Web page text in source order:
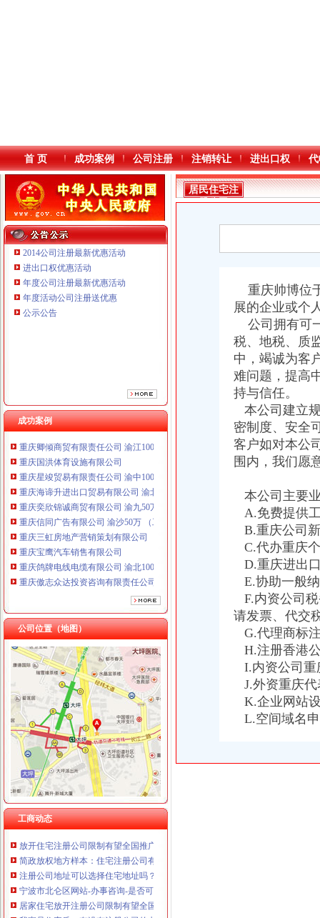
本站导航
首 页 成功案例 公司注册 注销转让 进出口权
2014公司注册最新优惠活动
进出口权优惠活动
年度公司注册最新优惠活动
年度活动公司注册送优惠
公示公告
成功案例
重庆鸽牌电线电缆有限公司 渝北10010万 (进出口权)
重庆傲志众达投资咨询有限责任公司 渝九1000万 （增资）
重庆臣夫商贸有限公司 （执照专让）
重庆国洪体育设施有限公司
重庆星竣贸易有限责任公司 渝中100万 （进出口权）
重庆海谛升进出口贸易有限公司 渝北100万 （进出口权）
重庆奕欣锦诚商贸有限公司 渝九50万 （工商注册）
重庆信同广告有限公司 渝沙50万 （工商注册）
重庆三虹房地产营销策划有限公司
重庆宝鹰汽车销售有限公司
重庆鸽牌电线电缆有限公司 渝北10010万 (进出口权)
重庆傲志众达投资咨询有限责任公司 渝九1000万 （增资）
重庆臣夫商贸有限公司 （执照专让）
重庆卿倾商贸有限责任公司 渝江100万 （工商注册）
重庆国洪体育设施有限公司
重庆星竣贸易有限责任公司 渝中100万 （进出口权）
重庆海谛升进出口贸易有限公司 渝北100万 （进出口权）
重庆奕欣锦诚商贸有限公司 渝九50万 （工商注册）
重庆信同广告有限公司 渝沙50万 （工商注册）
重庆三虹房地产营销策划有限公司
重庆宝鹰汽车销售有限公司
公司位置（地图）
工商动态
居民住宅注册公司
民用住宅租赁给公司注册办公对房主有什么不利影响吗？
居民区非居住房可进行创业企业注册门槛一降再降_网易新闻
地址是住宅质且有民宅商用证明的不予注册公司---爱喇
民用住宅租赁给公司注册办公对房主有什么不利影响吗？
放开住宅注册公司限制有望全国推广_网易广州房产频道
北京叫停居民住宅内开公司-远洋新干线-北京搜狐焦点业主论坛
小区住宅注册公司是合的！为什么东营市工商局单要求小区住宅不
推荐居民住宅楼内的房屋改变为经营用房注册企业应提交哪些文件？
居民区非居住房可进行创业企业注册门槛一降再降_网易新闻
北京叫停居民住宅内开公司-汇科旺园论坛-搜狐焦点网济南站
放开住宅注册公司限制有望全国推广_国内经济_好买基金网
太原住宅现在能注册公司吗？_【会计服务】
北京叫停居民住宅内开公司-汇科旺园-济南搜狐焦点业主论坛
简政放权地方样本：住宅注册公司有望全国推广-产业园区新闻-搜狐焦
注册公司地址可以选择住宅地址吗？_搜狐财经_搜狐网
宁波市北仑区网站-办事咨询-是否可以用普通商品住宅作为办
居家住宅放开注册公司限制有望全国推广_网易北京房产频道
我家是住宅质。有没有注册公司的办？–安居客房产问答
居民住宅注
册公司
重庆帅博位
展的企业或个
公司拥有可
税、地税、质
中，竭诚为客
难问题，提高
持与信任。
本公司建立
密制度、安全
客户如对本公
围内，我们愿
本公司主要
A.免费提供
B.重庆公司
C.代办重庆
D.重庆进出
E.协助一般
F.内资公司
请发票、代交
G.代理商标
H.注册香港
I.内资公司重
J.外资重庆代
K.企业网站
L.空间域名